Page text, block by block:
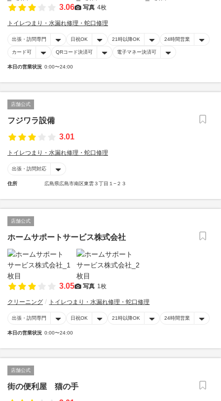
3.06 写真 4枚
トイレつまり・水漏れ修理・蛇口修理
出張・訪問専門 日祝OK 21時以降OK 24時間営業
カード可 QRコード決済可 電子マネー決済可
本日の営業状況 0:00〜24:00
店舗公式
フジワラ設備
3.01
トイレつまり・水漏れ修理・蛇口修理
出張・訪問対応
住所 広島県広島市南区東雲３丁目１−２３
店舗公式
ホームサポートサービス株式会社
3.05 写真 1枚
クリーニング トイレつまり・水漏れ修理・蛇口修理
出張・訪問専門 日祝OK 21時以降OK 24時間営業
本日の営業状況 0:00〜24:00
店舗公式
街の便利屋 猫の手